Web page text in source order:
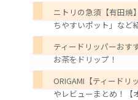
ニトリの急須【有田焼
ちやすいポット」など
ティードリッパーおす
お茶をドリップ！
ORIGAMI【ティードリ
やレビューまとめ！【